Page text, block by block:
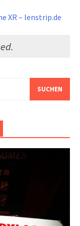
XR – lenstrip.de